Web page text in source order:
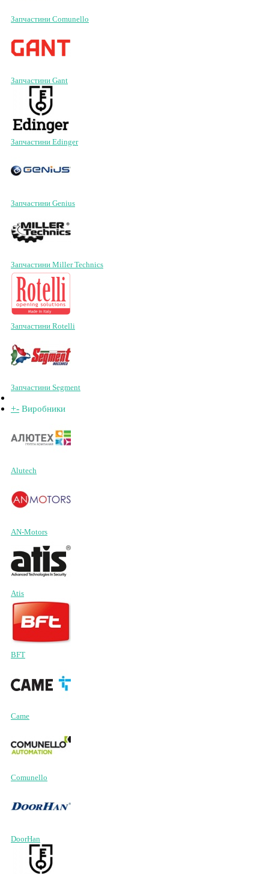
Запчастини Comunello
Запчастини Gant
Запчастини Edinger
Запчастини Genius
Запчастини Miller Technics
Запчастини Rotelli
Запчастини Segment
+- Виробники
Alutech
AN-Motors
Atis
BFT
Came
Comunello
DoorHan